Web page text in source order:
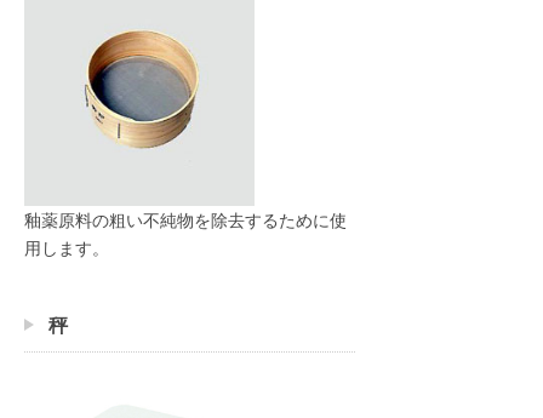
釉薬原料の粗い不純物を除去するために使
用します。
秤